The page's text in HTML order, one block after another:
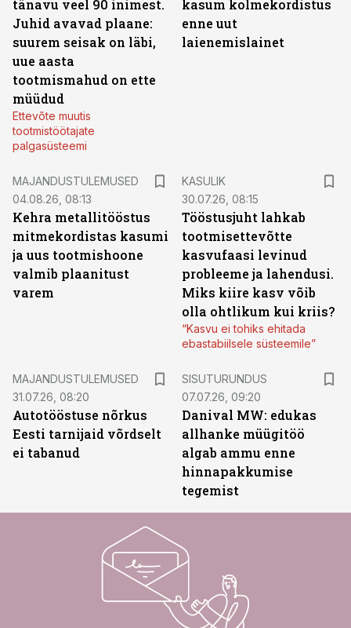
tänavu veel 90 inimest.
Juhid avavad plaane:
suurem seisak on läbi,
uue aasta
tootmismahud on ette
müüdud
Ettevõte muutis
tootmistöötajate
palgasüsteemi
kasum kolmekordistus
enne uut
laienemislainet
MAJANDUSTULEMUSED
04.08.26, 08:13
Kehra metallitööstus
mitmekordistas kasumi
ja uus tootmishoone
valmib plaanitust
varem
KASULIK
30.07.26, 08:15
Tööstusjuht lahkab
tootmisettevõtte
kasvufaasi levinud
probleeme ja lahendusi.
Miks kiire kasv võib
olla ohtlikum kui kriis?
“Kasvu ei tohiks ehitada
ebastabiilsele süsteemile”
MAJANDUSTULEMUSED
31.07.26, 08:20
Autotööstuse nõrkus
Eesti tarnijaid võrdselt
ei tabanud
SISUTURUNDUS
07.07.26, 09:20
Danival MW: edukas
allhanke müügitöö
algab ammu enne
hinnapakkumise
tegemist